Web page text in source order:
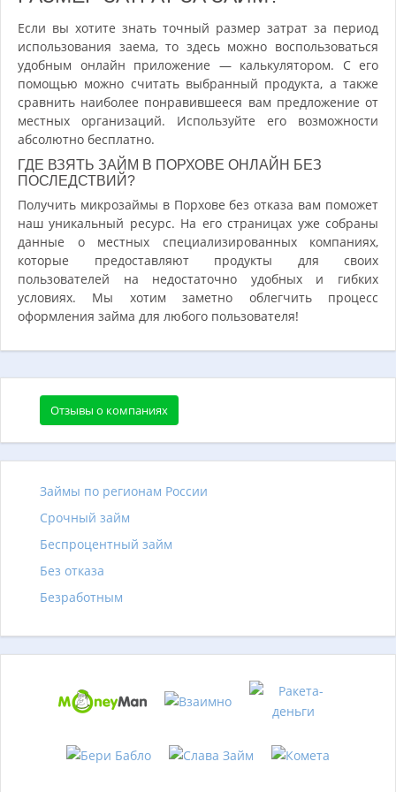
Если вы хотите знать точный размер затрат за период
использования заема, то здесь можно воспользоваться
удобным онлайн приложение — калькулятором. С его
помощью можно считать выбранный продукта, а также
сравнить наиболее понравившееся вам предложение от
местных организаций. Используйте его возможности
абсолютно бесплатно.
ГДЕ ВЗЯТЬ ЗАЙМ В ПОРХОВЕ ОНЛАЙН БЕЗ
ПОСЛЕДСТВИЙ?
Получить микрозаймы в Порхове без отказа вам поможет
наш уникальный ресурс. На его страницах уже собраны
данные о местных специализированных компаниях,
которые предоставляют продукты для своих
пользователей на недостаточно удобных и гибких
условиях. Мы хотим заметно облегчить процесс
оформления займа для любого пользователя!
Отзывы о компаниях
Займы по регионам России
Срочный займ
Беспроцентный займ
Без отказа
Безработным